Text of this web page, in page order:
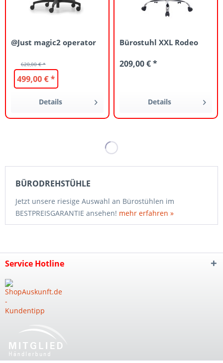
@Just magic2 operator
620,00 € *
499,00 € *
Details
Bürostuhl XXL Rodeo
209,00 € *
Details
BÜRODREHSTÜHLE
Jetzt unsere riesige Auswahl an Bürostühlen im
BESTPREISGARANTIE ansehen! mehr erfahren »
Service Hotline